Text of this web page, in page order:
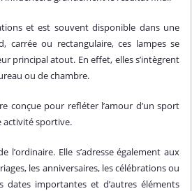
et est souvent disponible dans une
carrée ou rectangulaire, ces lampes se
principal atout. En effet, elles s’intègrent
ou de chambre.
conçue pour refléter l’amour d’un sport
activité sportive.
Elle s’adresse également aux
les anniversaires, les célébrations ou
dates importantes et d’autres éléments